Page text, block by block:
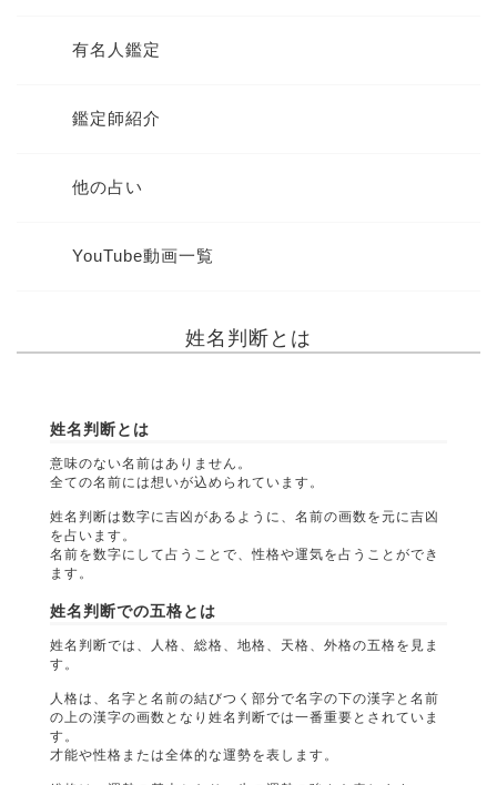
有名人鑑定
鑑定師紹介
他の占い
YouTube動画一覧
姓名判断とは
姓名判断とは
意味のない名前はありません。
全ての名前には想いが込められています。
姓名判断は数字に吉凶があるように、名前の画数を元に吉凶
を占います。
名前を数字にして占うことで、性格や運気を占うことができ
ます。
姓名判断での五格とは
姓名判断では、人格、総格、地格、天格、外格の五格を見ま
す。
人格は、名字と名前の結びつく部分で名字の下の漢字と名前
の上の漢字の画数となり姓名判断では一番重要とされていま
す。
才能や性格または全体的な運勢を表します。